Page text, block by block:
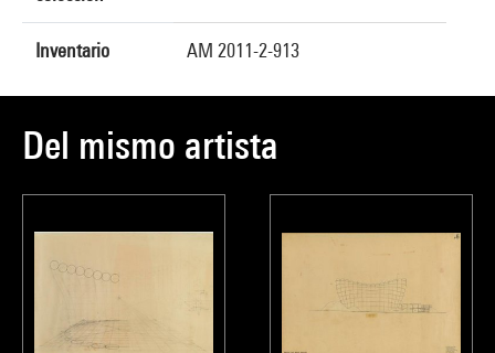
Inventario AM 2011-2-913
Del mismo artista